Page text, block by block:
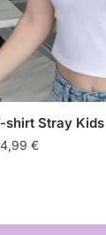
shirt Stray Kids
€